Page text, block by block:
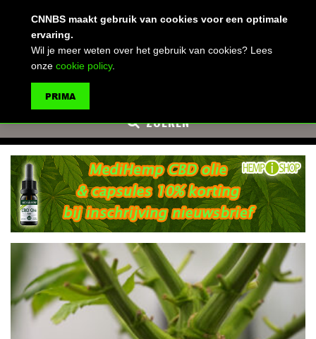
ZOEKEN
CNNBS maakt gebruik van cookies voor een optimale
ervaring.
Wil je meer weten over het gebruik van cookies? Lees
onze cookie policy.
PRIMA